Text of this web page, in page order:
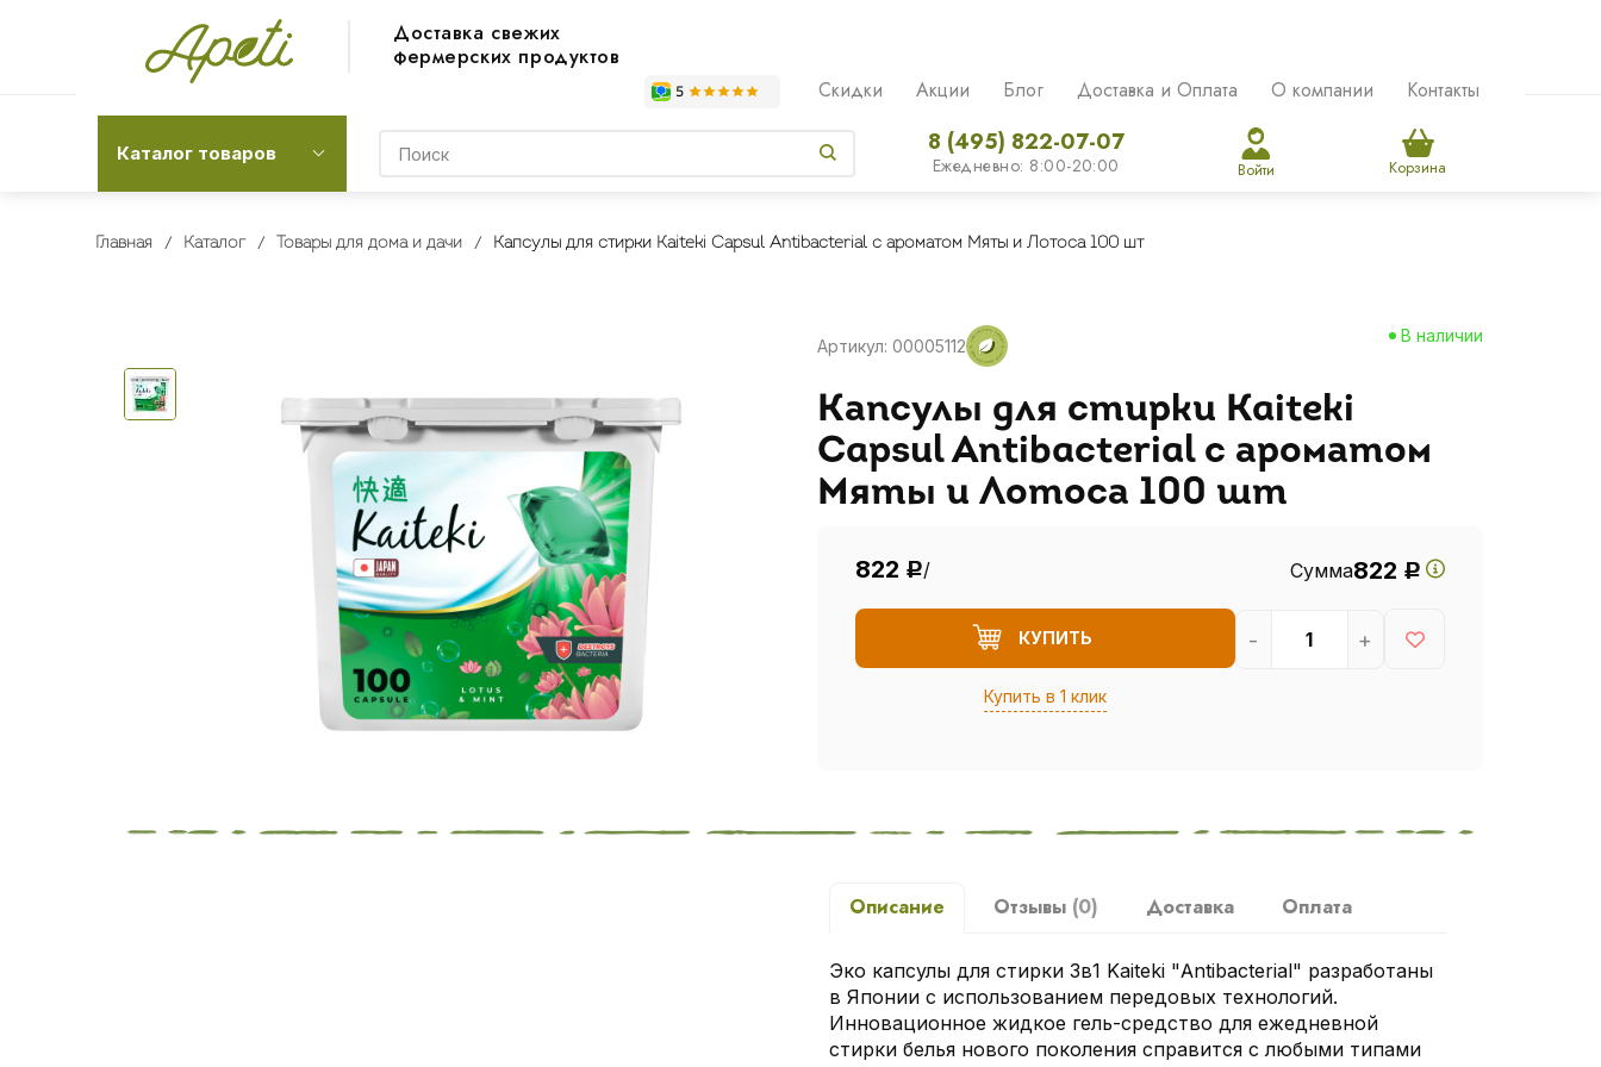
Доставка свежих
фермерских продуктов
Скидки Акции Блог Доставка и Оплата О компании Контакты
Каталог товаров 8 (495) 822-07-07
Ежедневно: 8:00-20:00 Войти Корзина
Главная Каталог Товары для дома и дачи Капсулы для стирки Kaiteki Capsul Antibacterial c ароматом Мяты и Лотоса 100 шт
Артикул: 00005112
В наличии
Капсулы для стирки Kaiteki
Capsul Antibacterial c ароматом
Мяты и Лотоса 100 шт
822 Р/ Сумма822 Р
КУПИТЬ
Купить в 1 клик
- +
Описание Отзывы (0) Доставка Оплата
Эко капсулы для стирки 3в1 Kaiteki "Antibacterial" разработаны
в Японии с использованием передовых технологий.
Инновационное жидкое гель-средство для ежедневной
стирки белья нового поколения справится с любыми типами